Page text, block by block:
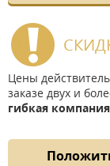
Цены
заказе двух и
гибкая